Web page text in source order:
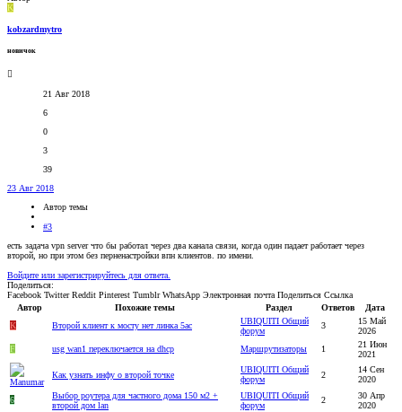
K
kobzardmytro
новичок
21 Авг 2018
6
0
3
39
23 Авг 2018
Автор темы
#3
есть задача vpn server что бы работал через два канала связи, когда один падает работает через
второй, но при этом без перненастройки впн клиентов. по имени.
Войдите или зарегистрируйтесь для ответа.
Поделиться:
Facebook Twitter Reddit Pinterest Tumblr WhatsApp Электронная почта Поделиться Ссылка
Автор
Похожие темы Раздел Ответов
Дата
K
Второй клиент к мосту нет линка 5ac
UBIQUITI Общий
форум
3
15 Май
2026
F
usg wan1 переключается на dhcp Маршрутизаторы 1
21 Июн
2021
Как узнать инфу о второй точке
UBIQUITI Общий
форум
2
14 Сен
2020
6
Выбор роутера для частного дома 150 м2 +
второй дом lan
UBIQUITI Общий
форум
2
30 Апр
2020